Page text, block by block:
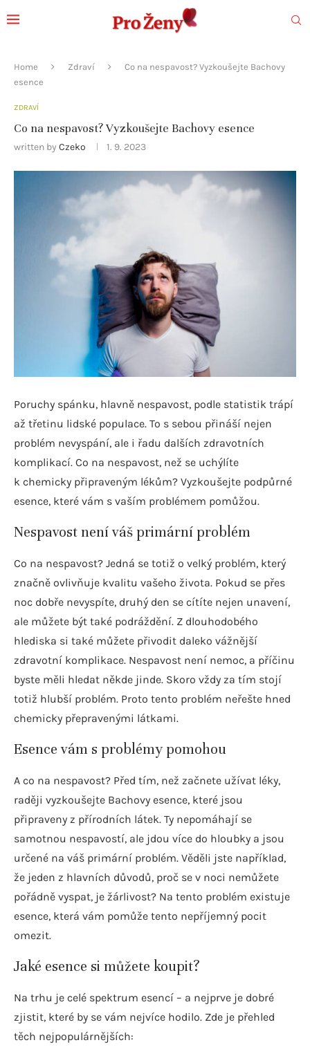
Home Zdraví
Co na nespavost? Vyzkoušejte Bachovy
esence
ZDRAVÍ
Co na nespavost? Vyzkoušejte Bachovy esence
written by Czeko 1. 9. 2023
Poruchy spánku, hlavně nespavost, podle statistik trápí
až třetinu lidské populace. To s sebou přináší nejen
problém nevyspání, ale i řadu dalších zdravotních
komplikací. Co na nespavost, než se uchýlíte
k chemicky připraveným lékům? Vyzkoušejte podpůrné
esence, které vám s vaším problémem pomůžou.
Nespavost není váš primární problém
Co na nespavost? Jedná se totiž o velký problém, který
značně ovlivňuje kvalitu vašeho života. Pokud se přes
noc dobře nevyspíte, druhý den se cítíte nejen unavení,
ale můžete být také podráždění. Z dlouhodobého
hlediska si také můžete přivodit daleko vážnější
zdravotní komplikace. Nespavost není nemoc, a příčinu
byste měli hledat někde jinde. Skoro vždy za tím stojí
totiž hlubší problém. Proto tento problém neřešte hned
chemicky přepravenými látkami.
Esence vám s problémy pomohou
A co na nespavost? Před tím, než začnete užívat léky,
raději vyzkoušejte Bachovy esence, které jsou
připraveny z přírodních látek. Ty nepomáhají se
samotnou nespavostí, ale jdou více do hloubky a jsou
určené na váš primární problém. Věděli jste například,
že jeden z hlavních důvodů, proč se v noci nemůžete
pořádně vyspat, je žárlivost? Na tento problém existuje
esence, která vám pomůže tento nepříjemný pocit
omezit.
Jaké esence si můžete koupit?
Na trhu je celé spektrum esencí – a nejprve je dobré
zjistit, které by se vám nejvíce hodilo. Zde je přehled
těch nejpopulárnějších: